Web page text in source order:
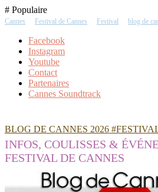
Skip
To
# Populaire
Cannes Festival de Cannes Festival blog de
Facebook
Instagram
Youtube
Contact
Partenaires
Cannes Soundtrack
BLOG DE CANNES 2026
INFOS, COULISSES &
FESTIVAL DE CANNES